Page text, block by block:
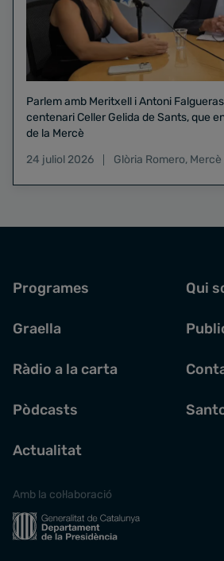
Parlem amb Meritxell i Antoni
centenari Celler Gelida de Sants, que enguany faran el pregó
de la Mercè
24 juliol 2026
Glòria Romero, Mercè
Programes
Graella
Ràdio a la carta
Pòdcasts
Actualitat
Qui
Amb la col·laboració